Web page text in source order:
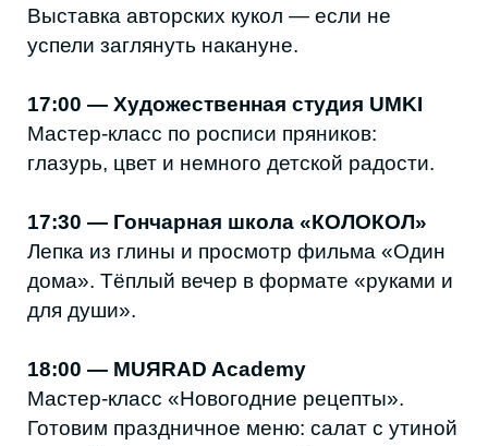
19:00 — Аварский театр
Спектакль «Женитьба Кодолава».
Комедия о браке, амбициях и неожиданных
20:00 — Кафе «Пышкин»
Продолжение вечеров семейного кино.
ВОСКРЕСЕНЬЕ — 11 ЯНВАРЯ